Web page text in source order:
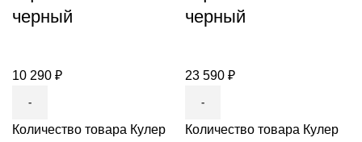
черный
10 290 ₽
Количество товара Кулер
черный
23 590 ₽
Количество товара Кулер